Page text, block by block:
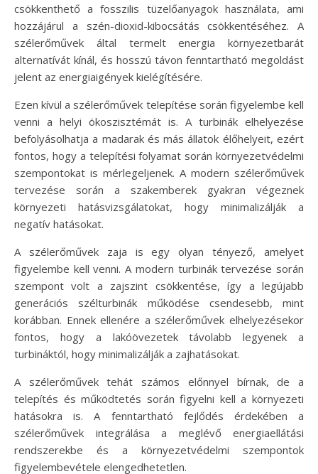
csökkenthető a fosszilis tüzelőanyagok használata, ami
hozzájárul a szén-dioxid-kibocsátás csökkentéséhez. A
szélerőművek által termelt energia környezetbarát
alternatívát kínál, és hosszú távon fenntartható megoldást
jelent az energiaigények kielégítésére.
Ezen kívül a szélerőművek telepítése során figyelembe kell
venni a helyi ökoszisztémát is. A turbinák elhelyezése
befolyásolhatja a madarak és más állatok élőhelyeit, ezért
fontos, hogy a telepítési folyamat során környezetvédelmi
szempontokat is mérlegeljenek. A modern szélerőművek
tervezése során a szakemberek gyakran végeznek
környezeti hatásvizsgálatokat, hogy minimalizálják a
negatív hatásokat.
A szélerőművek zaja is egy olyan tényező, amelyet
figyelembe kell venni. A modern turbinák tervezése során
szempont volt a zajszint csökkentése, így a legújabb
generációs szélturbinák működése csendesebb, mint
korábban. Ennek ellenére a szélerőművek elhelyezésekor
fontos, hogy a lakóövezetek távolabb legyenek a
turbináktól, hogy minimalizálják a zajhatásokat.
A szélerőművek tehát számos előnnyel bírnak, de a
telepítés és működtetés során figyelni kell a környezeti
hatásokra is. A fenntartható fejlődés érdekében a
szélerőművek integrálása a meglévő energiaellátási
rendszerekbe és a környezetvédelmi szempontok
figyelembevétele elengedhetetlen.